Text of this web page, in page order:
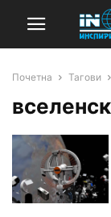
Почетна Тагови